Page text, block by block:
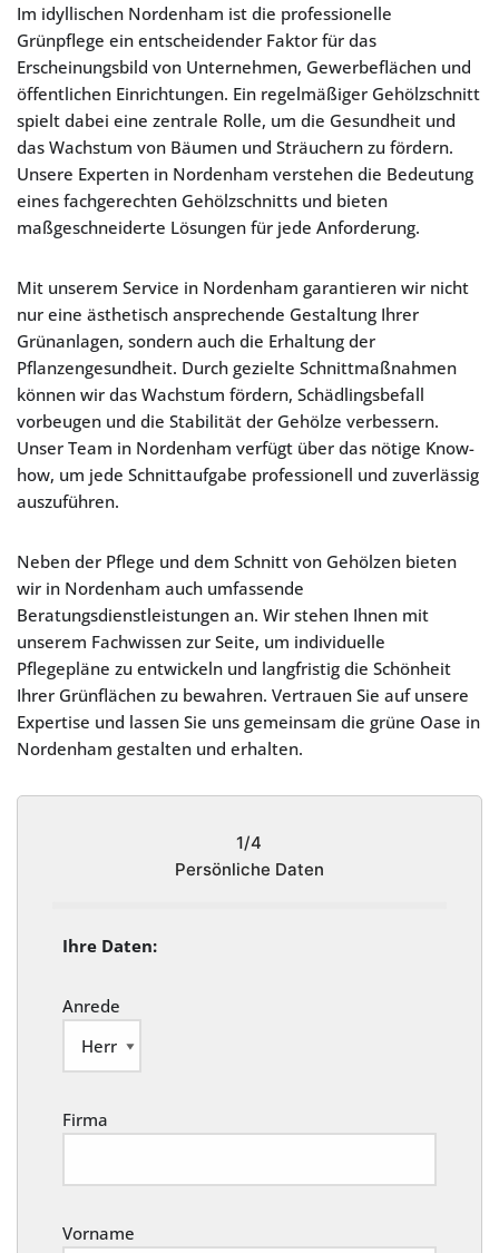
Im idyllischen Nordenham ist die professionelle
Grünpflege ein entscheidender Faktor für das
Erscheinungsbild von Unternehmen, Gewerbeflächen und
öffentlichen Einrichtungen. Ein regelmäßiger Gehölzschnitt
spielt dabei eine zentrale Rolle, um die Gesundheit und
das Wachstum von Bäumen und Sträuchern zu fördern.
Unsere Experten in Nordenham verstehen die Bedeutung
eines fachgerechten Gehölzschnitts und bieten
maßgeschneiderte Lösungen für jede Anforderung.
Mit unserem Service in Nordenham garantieren wir nicht
nur eine ästhetisch ansprechende Gestaltung Ihrer
Grünanlagen, sondern auch die Erhaltung der
Pflanzengesundheit. Durch gezielte Schnittmaßnahmen
können wir das Wachstum fördern, Schädlingsbefall
vorbeugen und die Stabilität der Gehölze verbessern.
Unser Team in Nordenham verfügt über das nötige Know-
how, um jede Schnittaufgabe professionell und zuverlässig
auszuführen.
Neben der Pflege und dem Schnitt von Gehölzen bieten
wir in Nordenham auch umfassende
Beratungsdienstleistungen an. Wir stehen Ihnen mit
unserem Fachwissen zur Seite, um individuelle
Pflegepläne zu entwickeln und langfristig die Schönheit
Ihrer Grünflächen zu bewahren. Vertrauen Sie auf unsere
Expertise und lassen Sie uns gemeinsam die grüne Oase in
Nordenham gestalten und erhalten.
1/4
Persönliche Daten
Ihre Daten:
Anrede
Firma
Vorname